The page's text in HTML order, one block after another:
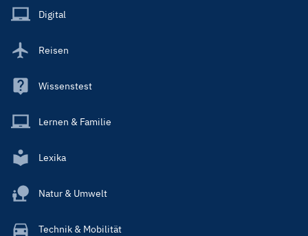
Main
Digital
Reisen
Wissenstest
Lernen & Familie
Lexika
Natur & Umwelt
Technik & Mobilität